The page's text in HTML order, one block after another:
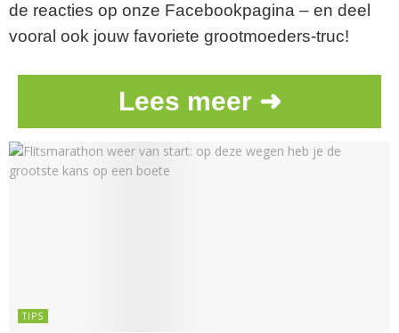
de reacties op onze Facebookpagina – en deel
vooral ook jouw favoriete grootmoeders-truc!
Lees meer ➜
TIPS